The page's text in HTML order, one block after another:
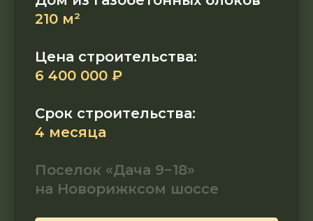
210 м²
Цена строительства:
6 400 000 ₽
Срок строительства:
4 месяца
Поселок «Дача 9−18»
на Новорижксом шоссе